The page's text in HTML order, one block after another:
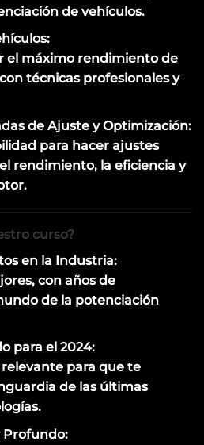
de vehículos.
el máximo rendimiento de
técnicas profesionales y
de Ajuste y Optimización:
para hacer ajustes
rendimiento, la eficiencia y
curso?
en la Industria:
con años de
de la potenciación
para el 2024:
para que te
de las últimas
Profundo: